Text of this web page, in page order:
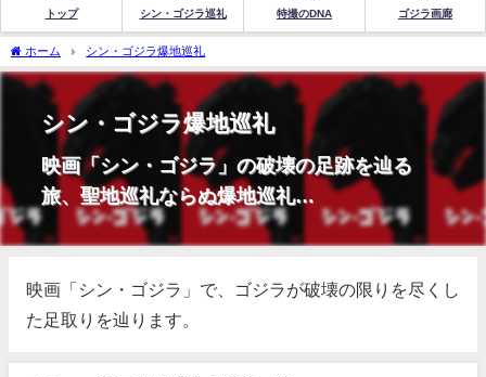
トップ シン・ゴジラ巡礼 特撮のDNA ゴジラ画廊
ホーム シン・ゴジラ爆地巡礼
シン・ゴジラ爆地巡礼
映画「シン・ゴジラ」の破壊の足跡を辿る
旅、聖地巡礼ならぬ爆地巡礼…
映画「シン・ゴジラ」で、ゴジラが破壊の限りを尽くし
た足取りを辿ります。